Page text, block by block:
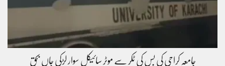
جامعہ کراچی کی بس کی ٹکر سے موٹر سائیکل سوار لڑکی جاں بحق